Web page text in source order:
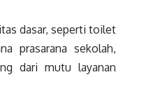
dasar, seperti toilet
prasarana sekolah,
dari mutu layanan